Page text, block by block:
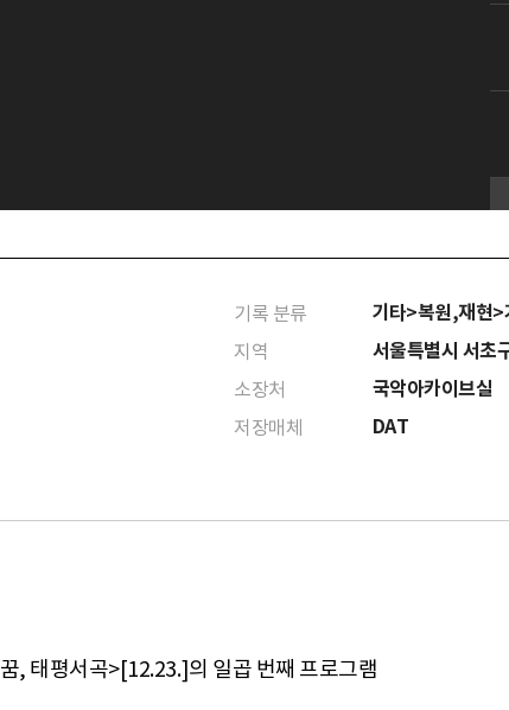
기록 분류 기타>복원,재현>
지역 서울특별시 서초
소장처 국악아카이브실
저장매체 DAT
, 태평서곡>[12.23.]의 일곱 번째 프로그램